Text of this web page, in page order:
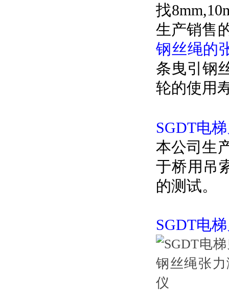
找
生产销售
钢丝绳的
条曳引钢
轮的使用
SGDT电
本公司生
于桥用吊
的测试。
SGDT电